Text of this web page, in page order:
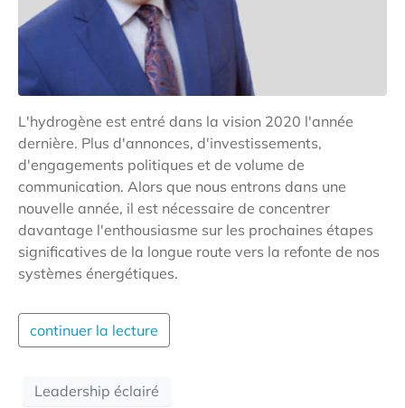
L'hydrogène est entré dans la vision 2020 l'année
dernière. Plus d'annonces, d'investissements,
d'engagements politiques et de volume de
communication. Alors que nous entrons dans une
nouvelle année, il est nécessaire de concentrer
davantage l'enthousiasme sur les prochaines étapes
significatives de la longue route vers la refonte de nos
systèmes énergétiques.
continuer la lecture
Leadership éclairé